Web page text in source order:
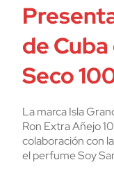
de
Seco
La marca Isla
Ron Extra Añejo
colaboración con
el perfume Soy